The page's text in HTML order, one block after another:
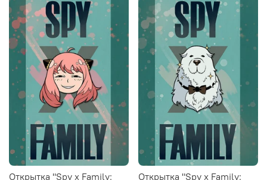
Открытка "Spy x Family:
Открытка "Spy x Family: